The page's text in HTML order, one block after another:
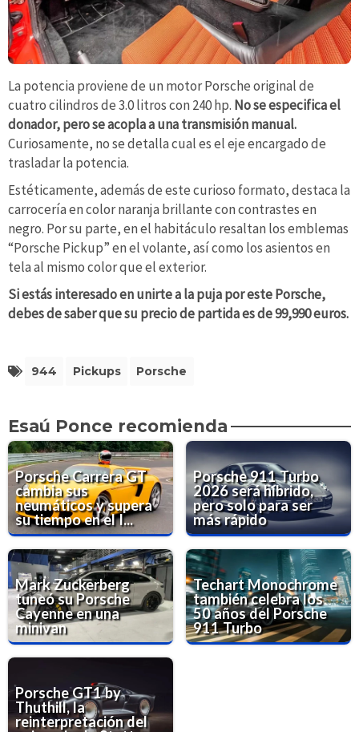
La potencia proviene de un motor Porsche original de
cuatro cilindros de 3.0 litros con 240 hp. No se especifica el
donador, pero se acopla a una transmisión manual.
Curiosamente, no se detalla cual es el eje encargado de
trasladar la potencia.
Estéticamente, además de este curioso formato, destaca la
carrocería en color naranja brillante con contrastes en
negro. Por su parte, en el habitáculo resaltan los emblemas
“Porsche Pickup” en el volante, así como los asientos en
tela al mismo color que el exterior.
Si estás interesado en unirte a la puja por este Porsche,
debes de saber que su precio de partida es de 99,990 euros.
944 Pickups Porsche
Esaú Ponce recomienda
Porsche Carrera GT
cambia sus
neumáticos y supera
su tiempo en el I...
Porsche 911 Turbo
2026 será híbrido,
pero solo para ser
más rápido
Mark Zuckerberg
tuneó su Porsche
Cayenne en una
minivan
Techart Monochrome
también celebra los
50 años del Porsche
911 Turbo
Porsche GT1 by
Thuthill, la
reinterpretación del